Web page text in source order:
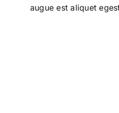
augue est aliquet